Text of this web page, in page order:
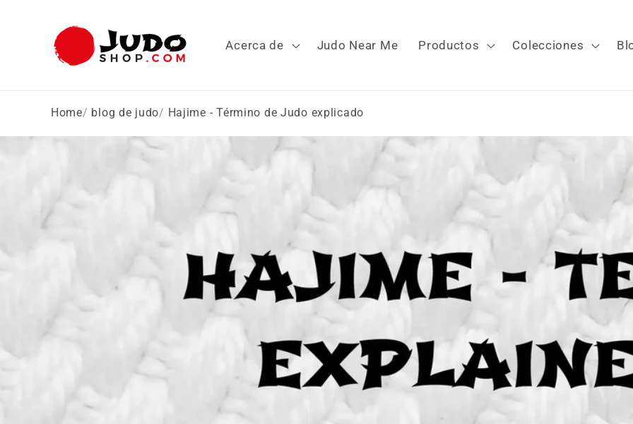
al contenido
Acerca de Judo Near Me Productos Colecciones
Home blog de judo Hajime - Término de Judo explicado